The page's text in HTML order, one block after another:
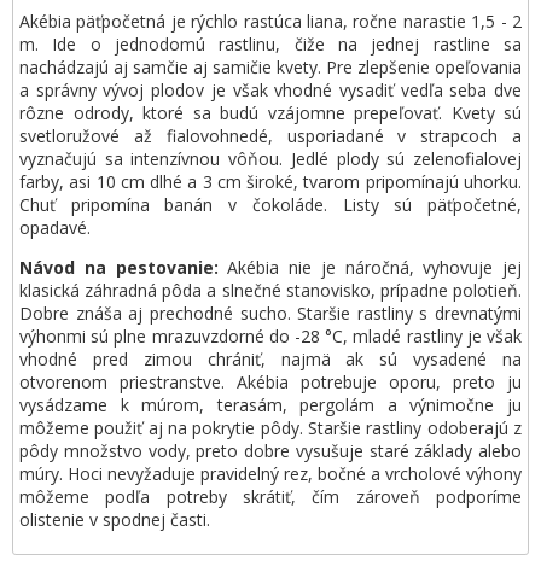
Akébia päťpočetná je rýchlo rastúca liana, ročne narastie 1,5 - 2
m. Ide o jednodomú rastlinu, čiže na jednej rastline sa
nachádzajú aj samčie aj samičie kvety. Pre zlepšenie opeľovania
a správny vývoj plodov je však vhodné vysadiť vedľa seba dve
rôzne odrody, ktoré sa budú vzájomne prepeľovať. Kvety sú
svetloružové až fialovohnedé, usporiadané v strapcoch a
vyznačujú sa intenzívnou vôňou. Jedlé plody sú zelenofialovej
farby, asi 10 cm dlhé a 3 cm široké, tvarom pripomínajú uhorku.
Chuť pripomína banán v čokoláde. Listy sú päťpočetné,
opadavé.
Návod na pestovanie:Akébia nie je náročná, vyhovuje jej
klasická záhradná pôda a slnečné stanovisko, prípadne polotieň.
Dobre znáša aj prechodné sucho. Staršie rastliny s drevnatými
výhonmi sú plne mrazuvzdorné do -28 °C, mladé rastliny je však
vhodné pred zimou chrániť, najmä ak sú vysadené na
otvorenom priestranstve. Akébia potrebuje oporu, preto ju
vysádzame k múrom, terasám, pergolám a výnimočne ju
môžeme použiť aj na pokrytie pôdy. Staršie rastliny odoberajú z
pôdy množstvo vody, preto dobre vysušuje staré základy alebo
múry. Hoci nevyžaduje pravidelný rez, bočné a vrcholové výhony
môžeme podľa potreby skrátiť, čím zároveň podporíme
olistenie v spodnej časti.